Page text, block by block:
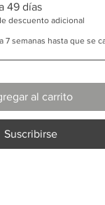
49 días
descuento adicional
7 semanas hasta que se
al carrito
Suscribirse